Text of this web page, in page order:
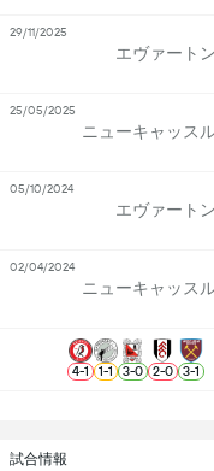
試合情報
エヴァートン
29/11/2025
ニューキャッス
25/05/2025
エヴァートン
05/10/2024
ニューキャッス
02/04/2024
4-1 1-1 3-0 2-0 3-1